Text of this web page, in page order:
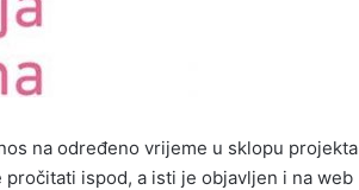
na određeno vrijeme u sklopu projekta
pročitati ispod, a isti je objavljen i na web